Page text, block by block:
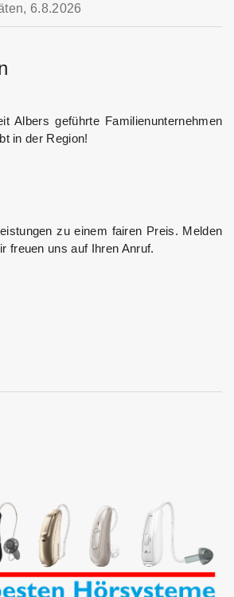
6.8.2026
geführte Familienunternehmen
in der Region!
zu einem fairen Preis. Melden
freuen uns auf Ihren Anruf.